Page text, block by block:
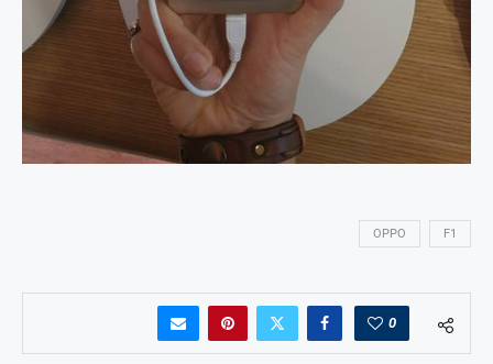
F1
OPPO
0